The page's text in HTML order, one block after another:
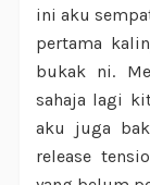
ini aku
pertama
bukak ni.
sahaja lagi
aku juga
release